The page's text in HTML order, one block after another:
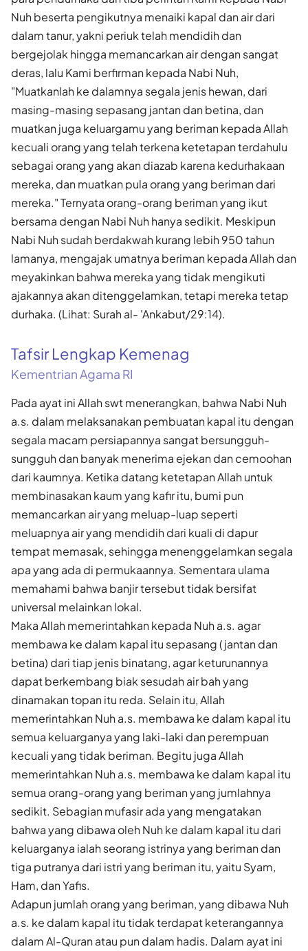
Nuh beserta pengikutnya menaiki kapal dan air dari
dalam tanur, yakni periuk telah mendidih dan
bergejolak hingga memancarkan air dengan sangat
deras, lalu Kami berfirman kepada Nabi Nuh,
"Muatkanlah ke dalamnya segala jenis hewan, dari
masing-masing sepasang jantan dan betina, dan
muatkan juga keluargamu yang beriman kepada Allah
kecuali orang yang telah terkena ketetapan terdahulu
sebagai orang yang akan diazab karena kedurhakaan
mereka, dan muatkan pula orang yang beriman dari
mereka." Ternyata orang-orang beriman yang ikut
bersama dengan Nabi Nuh hanya sedikit. Meskipun
Nabi Nuh sudah berdakwah kurang lebih 950 tahun
lamanya, mengajak umatnya beriman kepada Allah dan
meyakinkan bahwa mereka yang tidak mengikuti
ajakannya akan ditenggelamkan, tetapi mereka tetap
durhaka. (Lihat: Surah al- 'Ankabut/29:14).
Tafsir Lengkap Kemenag
Kementrian Agama RI
Pada ayat ini Allah swt menerangkan, bahwa Nabi Nuh
a.s. dalam melaksanakan pembuatan kapal itu dengan
segala macam persiapannya sangat bersungguh-
sungguh dan banyak menerima ejekan dan cemoohan
dari kaumnya. Ketika datang ketetapan Allah untuk
membinasakan kaum yang kafir itu, bumi pun
memancarkan air yang meluap-luap seperti
meluapnya air yang mendidih dari kuali di dapur
tempat memasak, sehingga menenggelamkan segala
apa yang ada di permukaannya. Sementara ulama
memahami bahwa banjir tersebut tidak bersifat
universal melainkan lokal.
Maka Allah memerintahkan kepada Nuh a.s. agar
membawa ke dalam kapal itu sepasang (jantan dan
betina) dari tiap jenis binatang, agar keturunannya
dapat berkembang biak sesudah air bah yang
dinamakan topan itu reda. Selain itu, Allah
memerintahkan Nuh a.s. membawa ke dalam kapal itu
semua keluarganya yang laki-laki dan perempuan
kecuali yang tidak beriman. Begitu juga Allah
memerintahkan Nuh a.s. membawa ke dalam kapal itu
semua orang-orang yang beriman yang jumlahnya
sedikit. Sebagian mufasir ada yang mengatakan
bahwa yang dibawa oleh Nuh ke dalam kapal itu dari
keluarganya ialah seorang istrinya yang beriman dan
tiga putranya dari istri yang beriman itu, yaitu Syam,
Ham, dan Yafis.
Adapun jumlah orang yang beriman, yang dibawa Nuh
a.s. ke dalam kapal itu tidak terdapat keterangannya
dalam Al-Quran atau pun dalam hadis. Dalam ayat ini